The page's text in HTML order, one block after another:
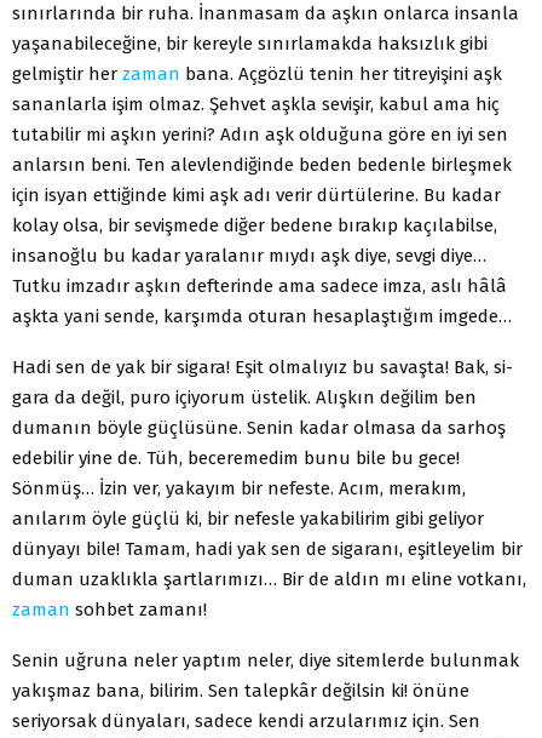
sınırlarında bir ruha. İnanmasam da aşkın onlarca insanla
yaşanabileceğine, bir kereyle sınırlamakda haksızlık gibi
gelmiştir her zaman bana. Açgözlü tenin her titreyişini aşk
sananlarla işim olmaz. Şehvet aşkla sevişir, kabul ama hiç
tutabilir mi aşkın yerini? Adın aşk olduğuna göre en iyi sen
anlarsın beni. Ten alevlendiğinde beden bedenle birleşmek
için isyan ettiğinde kimi aşk adı verir dürtü­lerine. Bu kadar
kolay olsa, bir sevişmede diğer bedene bırakıp kaçılabilse,
insanoğlu bu kadar yaralanır mıydı aşk diye, sevgi diye…
Tutku imzadır aşkın defterinde ama sadece imza, aslı hâlâ
aşkta yani sende, karşımda oturan hesaplaştığım imgede…
Hadi sen de yak bir sigara! Eşit olmalıyız bu savaşta! Bak, si­
gara da değil, puro içiyorum üstelik. Alışkın değilim ben
duma­nın böyle güçlüsüne. Senin kadar olmasa da sarhoş
edebilir yine de. Tüh, beceremedim bunu bile bu gece!
Sönmüş… İzin ver, ya­kayım bir nefeste. Acım, merakım,
anılarım öyle güçlü ki, bir ne­fesle yakabilirim gibi geliyor
dünyayı bile! Tamam, hadi yak sen de sigaranı, eşitleyelim bir
duman uzaklıkla şartlarımızı… Bir de aldın mı eline votkanı,
zaman sohbet zamanı!
Senin uğruna neler yaptım neler, diye sitemlerde bulunmak
yakışmaz bana, bilirim. Sen talepkâr değilsin ki! önüne
seriyor­sak dünyaları, sadece kendi arzularımız için. Sen